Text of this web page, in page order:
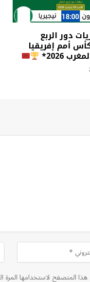
دور الربع
أمم إفريقيا
2026*
المتصفح لاستخدامها المرة